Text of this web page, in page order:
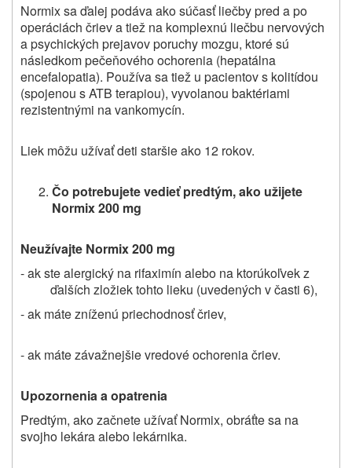
Normix sa ďalej podáva ako súčasť liečby pred a po
operáciách čriev a tiež na komplexnú liečbu nervových
a psychických prejavov poruchy mozgu, ktoré sú
následkom pečeňového ochorenia (hepatálna
encefalopatia). Používa sa tiež u pacientov s kolitídou
(spojenou s ATB terapiou), vyvolanou baktériami
rezistentnými na vankomycín.
Liek môžu užívať deti staršie ako 12 rokov.
Čo potrebujete vedieť predtým, ako užijete
Normix 200 mg
Neužívajte Normix 200 mg
- ak ste alergický na rifaximín alebo na ktorúkoľvek z
ďalších zložiek tohto lieku (uvedených v časti 6),
- ak máte zníženú priechodnosť čriev,
- ak máte závažnejšie vredové ochorenia čriev.
Upozornenia a opatrenia
Predtým, ako začnete užívať Normix, obráťte sa na
svojho lekára alebo lekárnika.